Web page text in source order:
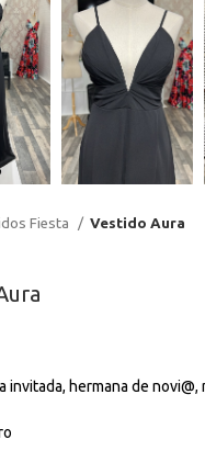
Fiesta Vestido Aura
invitada, hermana de